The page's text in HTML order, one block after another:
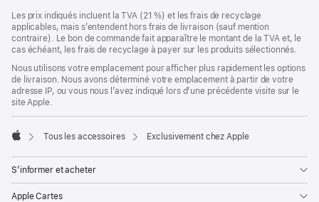
de
page
de
bas
de
Les prix indiqués incluent la TVA (21 %) et les frais de recyclage
applicables, mais s’entendent hors frais de livraison (sauf mention
contraire). Le bon de commande fait apparaître le montant de la TVA et, le
cas échéant, les frais de recyclage à payer sur les produits sélectionnés.
Nous utilisons votre emplacement pour afficher plus rapidement les options
de livraison. Nous avons déterminé votre emplacement à partir de votre
adresse IP, ou vous nous l’avez indiqué lors d’une précédente visite sur le
site Apple.
Tous les accessoires Exclusivement chez Apple
S’informer et acheter
Apple Cartes